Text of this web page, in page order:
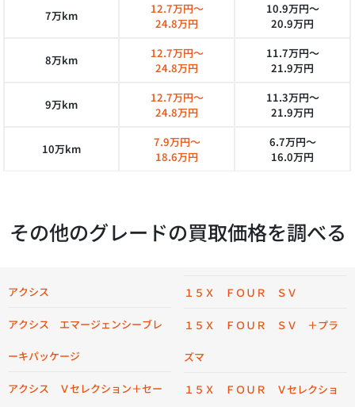
7万km
12.7万円～
24.8万円
10.9万円～
20.9万円
8万km
12.7万円～
24.8万円
11.7万円～
21.9万円
9万km
12.7万円～
24.8万円
11.3万円～
21.9万円
10万km
7.9万円～
18.6万円
6.7万円～
16.0万円
その他のグレードの買取価格を調べる
アクシス
アクシス エマージェンシーブレ
ーキパッケージ
アクシス Ｖセレクション＋セー
１５Ｘ ＦＯＵＲ ＳＶ
１５Ｘ ＦＯＵＲ ＳＶ ＋プラ
ズマ
１５Ｘ ＦＯＵＲ Ｖセレクショ